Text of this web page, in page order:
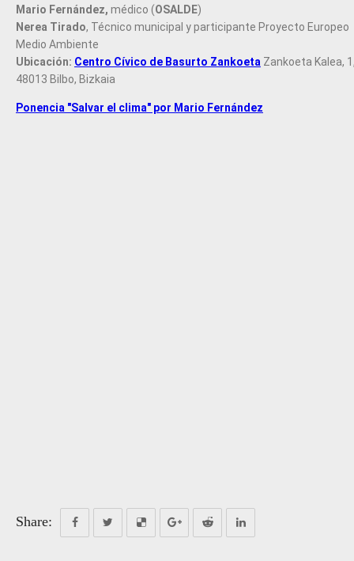
Mario Fernández, médico (OSALDE)
Nerea Tirado, Técnico municipal y participante Proyecto Europeo
Medio Ambiente
Ubicación: Centro Cívico de Basurto Zankoeta Zankoeta Kalea,
48013 Bilbo, Bizkaia
Ponencia "Salvar el clima" por Mario Fernández
Share: